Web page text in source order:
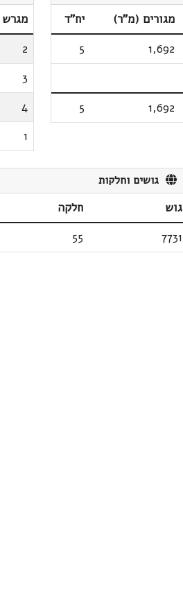
מגורים (מ"ר)
יח"ד
1,692
5
1,692
5
מגרש
2
3
4
1
גושים וחלקות
גוש
חלקה
7731
55